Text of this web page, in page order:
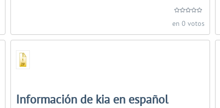
en 0 votos
Información de kia en español